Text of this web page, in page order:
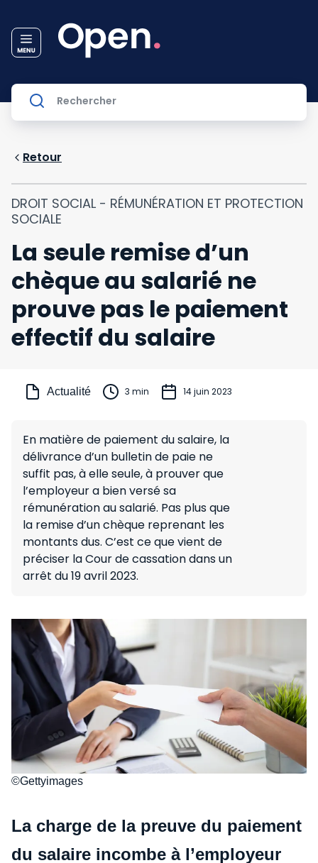
Retour
DROIT SOCIAL - RÉMUNÉRATION ET PROTECTION
SOCIALE
La seule remise d’un
chèque au salarié ne
prouve pas le paiement
effectif du salaire
Actualité 3 min 14 juin 2023
En matière de paiement du salaire, la
délivrance d’un bulletin de paie ne
suffit pas, à elle seule, à prouver que
l’employeur a bien versé sa
rémunération au salarié. Pas plus que
la remise d’un chèque reprenant les
montants dus. C’est ce que vient de
préciser la Cour de cassation dans un
arrêt du 19 avril 2023.
©Gettyimages
La charge de la preuve du paiement
du salaire incombe à l’employeur